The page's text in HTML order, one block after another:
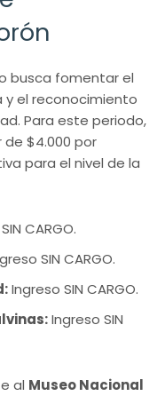
busca fomentar el
el reconocimiento
Para este periodo,
$4.000 por
para el nivel de la
CARGO.
SIN CARGO.
Ingreso SIN CARGO.
Ingreso SIN
al Museo Nacional